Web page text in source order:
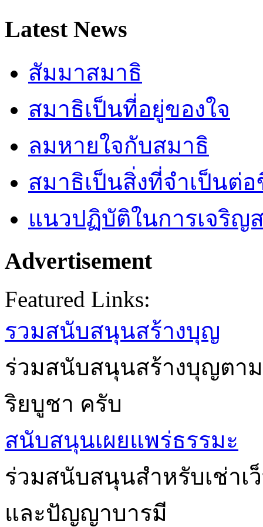
Latest News
สัมมาสมาธิ
สมาธิเป็นที่อยู่ของใจ
ลมหายใจกับสมาธิ
สมาธิเป็นสิ่งที่จำเป็นต่
แนวปฏิบัติในการเจริญ
Advertisement
Featured Links:
รวมสนับสนุนสร้างบุญ
ร่วมสนับสนุนสร้างบุญตา
ริยบูชา ครับ
สนับสนุนเผยแพร่ธรรมะ
ร่วมสนับสนุนสำหรับเช่าเ
และปัญญาบารมี